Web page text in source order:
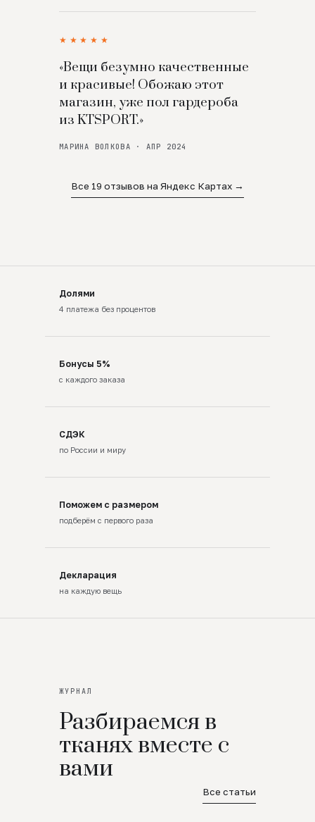
★★★★★
«Вещи безумно качественные
и красивые! Обожаю этот
магазин, уже пол гардероба
из KTSPORT.»
МАРИНА ВОЛКОВА · АПР 2024
Все 19 отзывов на Яндекс Картах →
Долями
4 платежа без процентов
Бонусы 5%
с каждого заказа
СДЭК
по России и миру
Поможем с размером
подберём с первого раза
Декларация
на каждую вещь
ЖУРНАЛ
Разбираемся в
тканях вместе с
вами
Все статьи